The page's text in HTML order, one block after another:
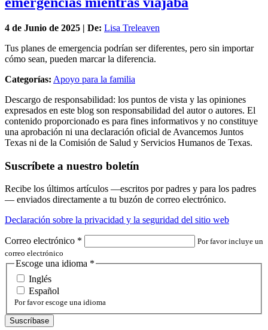
4 de Junio de 2025 | De: Lisa Treleaven
Tus planes de emergencia podrían ser diferentes, pero sin importar
cómo sean, pueden marcar la diferencia.
Categorías: Apoyo para la familia
Descargo de responsabilidad: los puntos de vista y las opiniones
expresados en este blog son responsabilidad del autor o autores. El
contenido proporcionado es para fines informativos y no constituye
una aprobación ni una declaración oficial de Avancemos Juntos
Texas ni de la Comisión de Salud y Servicios Humanos de Texas.
Suscríbete a nuestro boletín
Recibe los últimos artículos —escritos por padres y para los padres
— enviados directamente a tu buzón de correo electrónico.
Declaración sobre la privacidad y la seguridad del sitio web
Correo electrónico *
Por favor incluye un
correo electrónico
Escoge una idioma *
Inglés
Español
Por favor escoge una idioma